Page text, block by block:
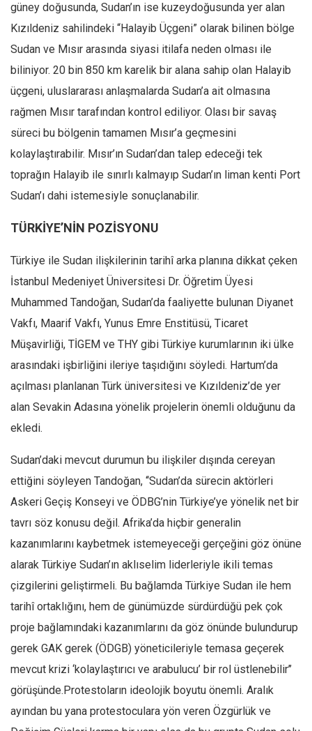
güney doğusunda, Sudan’ın ise kuzeydoğusunda yer alan
Kızıldeniz sahilindeki “Halayib Üçgeni” olarak bilinen bölge
Sudan ve Mısır arasında siyasi itilafa neden olması ile
biliniyor. 20 bin 850 km karelik bir alana sahip olan Halayib
üçgeni, uluslararası anlaşmalarda Sudan’a ait olmasına
rağmen Mısır tarafından kontrol ediliyor. Olası bir savaş
süreci bu bölgenin tamamen Mısır’a geçmesini
kolaylaştırabilir. Mısır’ın Sudan’dan talep edeceği tek
toprağın Halayib ile sınırlı kalmayıp Sudan’ın liman kenti Port
Sudan’ı dahi istemesiyle sonuçlanabilir.
TÜRKİYE’NİN POZİSYONU
Türkiye ile Sudan ilişkilerinin tarihî arka planına dikkat çeken
İstanbul Medeniyet Üniversitesi Dr. Öğretim Üyesi
Muhammed Tandoğan, Sudan’da faaliyette bulunan Diyanet
Vakfı, Maarif Vakfı, Yunus Emre Enstitüsü, Ticaret
Müşavirliği, TİGEM ve THY gibi Türkiye kurumlarının iki ülke
arasındaki işbirliğini ileriye taşıdığını söyledi. Hartum’da
açılması planlanan Türk üniversitesi ve Kızıldeniz’de yer
alan Sevakin Adasına yönelik projelerin önemli olduğunu da
ekledi.
Sudan’daki mevcut durumun bu ilişkiler dışında cereyan
ettiğini söyleyen Tandoğan, ‘‘Sudan’da sürecin aktörleri
Askeri Geçiş Konseyi ve ÖDBG’nin Türkiye’ye yönelik net bir
tavrı söz konusu değil. Afrika’da hiçbir generalin
kazanımlarını kaybetmek istemeyeceği gerçeğini göz önüne
alarak Türkiye Sudan’ın aklıselim liderleriyle ikili temas
çizgilerini geliştirmeli. Bu bağlamda Türkiye Sudan ile hem
tarihî ortaklığını, hem de günümüzde sürdürdüğü pek çok
proje bağlamındaki kazanımlarını da göz önünde bulundurup
gerek GAK gerek (ÖDGB) yöneticileriyle temasa geçerek
mevcut krizi ‘kolaylaştırıcı ve arabulucu’ bir rol üstlenebilir’’
görüşünde.Protestoların ideolojik boyutu önemli. Aralık
ayından bu yana protestoculara yön veren Özgürlük ve